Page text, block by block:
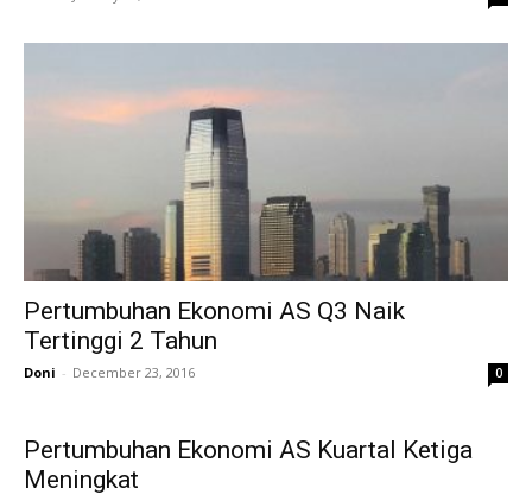
Pertumbuhan Ekonomi AS Q3 Naik
Tertinggi 2 Tahun
Doni - December 23, 2016 0
Pertumbuhan Ekonomi AS Kuartal Ketiga
Meningkat